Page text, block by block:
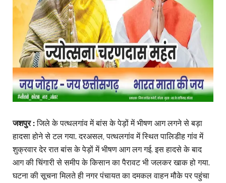
जशपुर :जिले के पत्थलगांव में बांस के पेड़ों में भीषण आग लगने से बड़ा
हादसा होने से टल गया. दरअसल, पत्थलगांव में स्थित पालिडीह गांव में
शुक्रवार देर रात बांस के पेड़ों में भीषण आग लग गई. इस हादसे के बाद
आग की चिंगारी से समीप के किसान का पैरावट भी जलकर खाक हो गया.
घटना की सूचना मिलते ही नगर पंचायत का दमकल वाहन मौके पर पहुंचा